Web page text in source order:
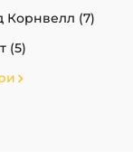
Корнвелл (7)
(5)